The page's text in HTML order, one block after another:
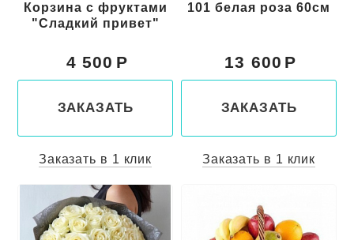
Корзина с фруктами
"Сладкий привет"
4 500
ЗАКАЗАТЬ
Заказать в 1 клик
101 белая роза 60см
13 600
ЗАКАЗАТЬ
Заказать в 1 клик